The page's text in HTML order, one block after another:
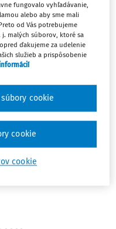
celku je zhodný len
pôsobnosť a
celku ustanoví
osobitného zákona
celku.
fungovalo vyhľadávanie,
alebo aby sme mali
od Vás potrebujeme
malých súborov, ktoré sa
ďakujeme za udelenie
služieb a prispôsobenie
cookie
cookie
cookie